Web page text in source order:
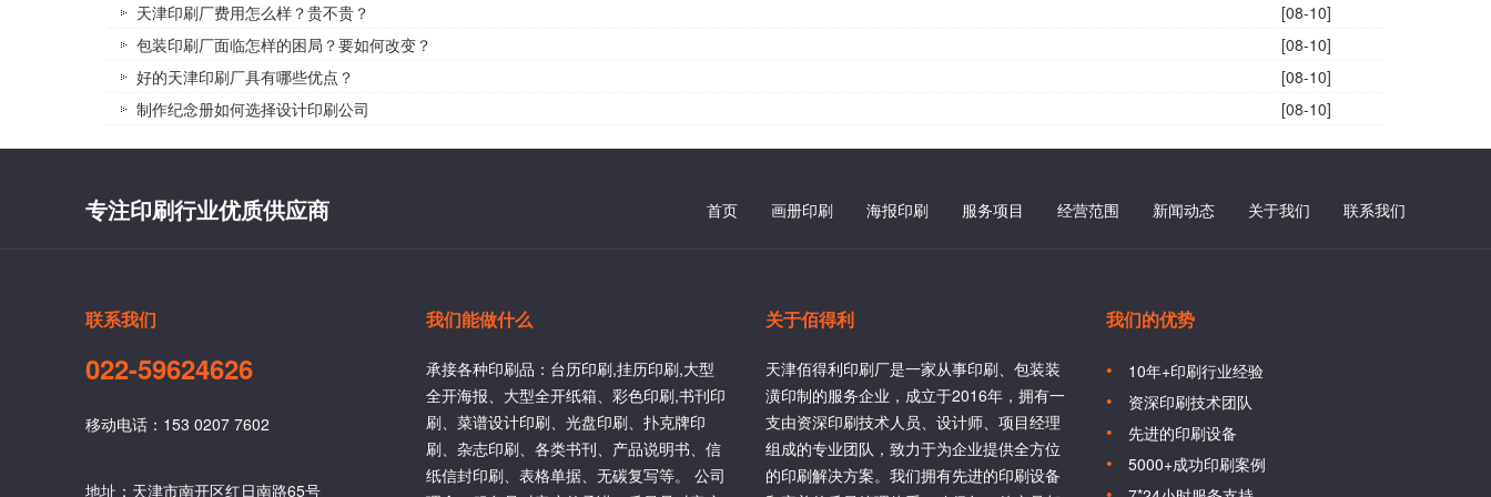
天津印刷厂费用怎么样？贵不贵？
[08-10]
包装印刷厂面临怎样的困局？要如何改变？
[08-10]
好的天津印刷厂具有哪些优点？
[08-10]
制作纪念册如何选择设计印刷公司
[08-10]
专注印刷行业优质供应商 首页 画册印刷 海报印刷 服务项目 经营范围 新闻动态 关于我们 联系我们
联系我们
022-59624626
移动电话：153 0207 7602
地址：天津市南开区红日南路65号
我们能做什么
承接各种印刷品：台历印刷,挂历印刷,大型
全开海报、大型全开纸箱、彩色印刷,书刊印
刷、菜谱设计印刷、光盘印刷、扑克牌印
刷、杂志印刷、各类书刊、产品说明书、信
纸信封印刷、表格单据、无碳复写等。 公司
关于佰得利
天津佰得利印刷厂是一家从事印刷、包装装
潢印制的服务企业，成立于2016年，拥有一
支由资深印刷技术人员、设计师、项目经理
组成的专业团队，致力于为企业提供全方位
的印刷解决方案。我们拥有先进的印刷设备
我们的优势
10年+印刷行业经验
资深印刷技术团队
先进的印刷设备
5000+成功印刷案例